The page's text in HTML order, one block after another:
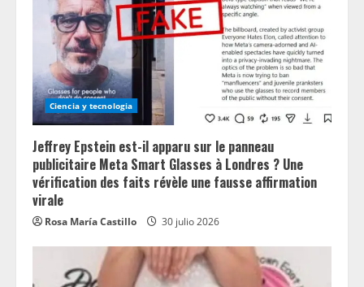
Ciencia y tecnologia
Jeffrey Epstein est-il apparu sur le panneau
publicitaire Meta Smart Glasses à Londres ? Une
vérification des faits révèle une fausse affirmation
virale
Rosa María Castillo 30 julio 2026